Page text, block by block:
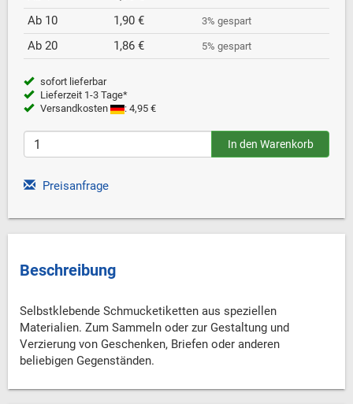
Ab 10
1,90 € 3% gespart
Ab 20 1,86 € 5% gespart
sofort lieferbar
Lieferzeit 1-3 Tage*
Versandkosten
: 4,95 €
Preisanfrage
Beschreibung
Selbstklebende Schmucketiketten aus speziellen
Materialien. Zum Sammeln oder zur Gestaltung und
Verzierung von Geschenken, Briefen oder anderen
beliebigen Gegenständen.